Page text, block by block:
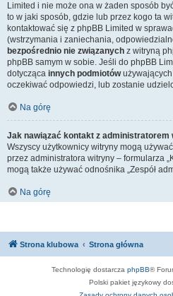
Limited i nie może ona w żaden sposób
to w jaki sposób, gdzie lub przez kogo ta
kontaktować się z phpBB Limited w
(wstrzymania i zaniechania,
bezpośrednio nie związanych z witryną
phpBB samym w sobie. Jeśli do phpBB
dotycząca innych podmiotów
oczekiwać odpowiedzi, lub zostanie
Na górę
Jak nawiązać kontakt z administratorem
Wszyscy użytkownicy witryny mogą
przez administratora witryny – formularza
mogą także używać odnośnika „Zespół
Na górę
Strona klubowa Strona główna
Technologię dostarcza phpBB®
Polski pakiet językowy